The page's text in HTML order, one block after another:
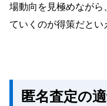
場動向を見極めなが
ていくのが得策だとい
匿名査定の